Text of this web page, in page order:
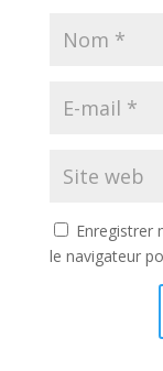
Enregistrer
le navigateur